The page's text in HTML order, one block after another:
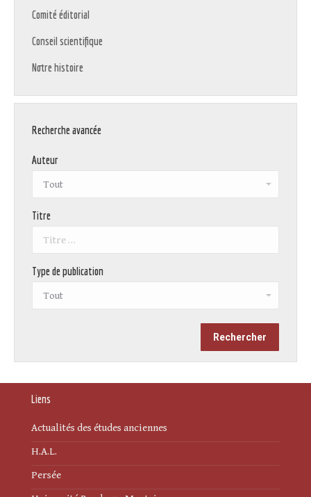
Comité éditorial
Conseil scientifique
Notre histoire
Recherche avancée
Auteur
Titre
Type de publication
Liens
Actualités des études anciennes
H.A.L.
Persée